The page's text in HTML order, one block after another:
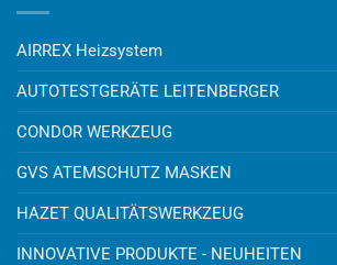
AIRREX Heizsystem
AUTOTESTGERÄTE LEITENBERGER
CONDOR WERKZEUG
GVS ATEMSCHUTZ MASKEN
HAZET QUALITÄTSWERKZEUG
INNOVATIVE PRODUKTE - NEUHEITEN